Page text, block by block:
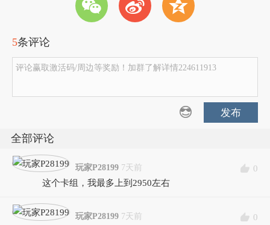
w t z
5条评论
评论赢取激活码/周边等奖励！加群了解详情224611913
发布
全部评论
玩家P28199 7天前
0
这个卡组，我最多上到2950左右
玩家P28199 7天前
0